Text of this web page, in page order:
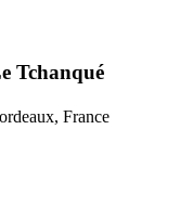
Tchanqué
France